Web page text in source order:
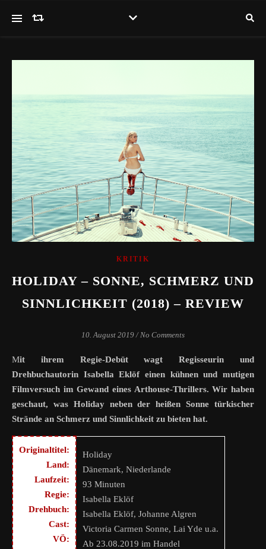
KRITIK
HOLIDAY – SONNE, SCHMERZ UND
SINNLICHKEIT (2018) – REVIEW
10. August 2019 / No Comments
Mit ihrem Regie-Debüt wagt Regisseurin und
Drehbuchautorin Isabella Eklöf einen kühnen und mutigen
Filmversuch im Gewand eines Arthouse-Thrillers. Wir haben
geschaut, was Holiday neben der heißen Sonne türkischer
Strände an Schmerz und Sinnlichkeit zu bieten hat.
Originaltitel:
Land:
Laufzeit:
Regie:
Drehbuch:
Cast:
VÖ:
Holiday
Dänemark, Niederlande
93 Minuten
Isabella Eklöf
Isabella Eklöf, Johanne Algren
Victoria Carmen Sonne, Lai Yde u.a.
Ab 23.08.2019 im Handel